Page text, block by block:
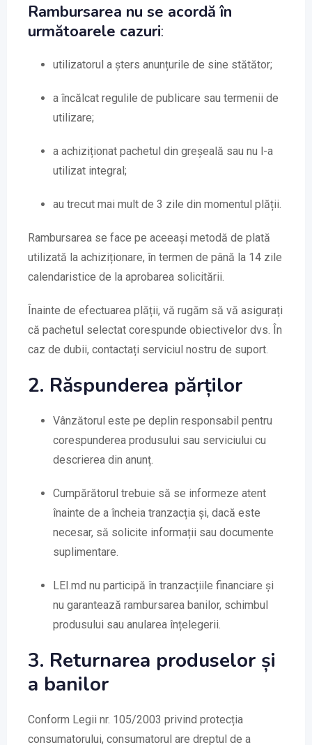
Rambursarea nu se acordă în
următoarele cazuri:
utilizatorul a șters anunțurile de sine stătător;
a încălcat regulile de publicare sau termenii de
utilizare;
a achiziționat pachetul din greșeală sau nu l-a
utilizat integral;
au trecut mai mult de 3 zile din momentul plății.
Rambursarea se face pe aceeași metodă de plată
utilizată la achiziționare, în termen de până la 14 zile
calendaristice de la aprobarea solicitării.
Înainte de efectuarea plății, vă rugăm să vă asigurați
că pachetul selectat corespunde obiectivelor dvs. În
caz de dubii, contactați serviciul nostru de suport.
2. Răspunderea părților
Vânzătorul este pe deplin responsabil pentru
corespunderea produsului sau serviciului cu
descrierea din anunț.
Cumpărătorul trebuie să se informeze atent
înainte de a încheia tranzacția și, dacă este
necesar, să solicite informații sau documente
suplimentare.
LEI.md nu participă în tranzacțiile financiare și
nu garantează rambursarea banilor, schimbul
produsului sau anularea înțelegerii.
3. Returnarea produselor și
a banilor
Conform Legii nr. 105/2003 privind protecția
consumatorului, consumatorul are dreptul de a